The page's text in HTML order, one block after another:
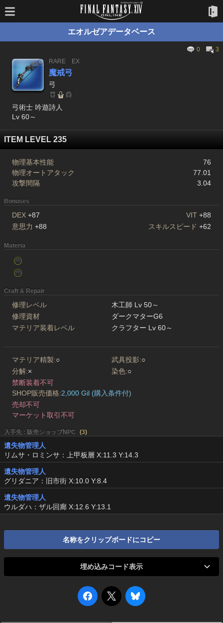
エオルゼアデータベース
0
3
RARE
EX
魔戒弓
弓
弓術士 吟遊詩人
Lv 60～
ITEM LEVEL 235
物理基本性能
76
物理オートアタック
77.01
攻撃間隔
3.04
Bonuses
DEX +87 VIT +88
意思力 +88 スキルスピード +62
Materia
Craft & Repair
修理レベル
木工師 Lv 50～
修理資材
ダークマターG6
マテリア装着レベル
クラフター Lv 60～
マテリア精製:○ 武具投影:○
分解:× 染色:○
禁断装着不可
SHOP販売価格:2,000 Gil (購入条件付)
売却不可
マーケット取引不可
入手先 : 販売ショップNPC (3)
遺失物管理人
リムサ・ロミンサ：上甲板層 X:11.3 Y:14.3
遺失物管理人
グリダニア：旧市街 X:10.0 Y:8.4
遺失物管理人
ウルダハ：ザル回廊 X:12.6 Y:13.1
名称をクリップボードにコピー
埋め込みコード表示